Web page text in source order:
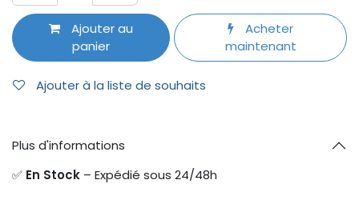
Ajouter au
panier
Acheter
maintenant
Ajouter à la liste de souhaits
Plus d'informations
✅ En Stock – Expédié sous 24/48h